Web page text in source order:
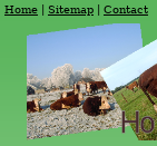
Home Sitemap Contact